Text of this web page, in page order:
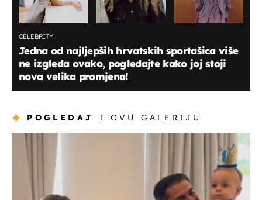
CELEBRITY
Jedna od najljepših hrvatskih sportašica više
ne izgleda ovako, pogledajte kako joj stoji
nova velika promjena!
POGLEDAJ I OVU GALERIJU